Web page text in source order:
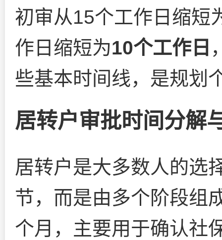
初审从15个工作日缩短
作日缩短为10个工作日
些基本时间线，是规划
居转户审批时间分解
居转户是大多数人的选
节，而是由多个阶段组
个月，主要用于确认社